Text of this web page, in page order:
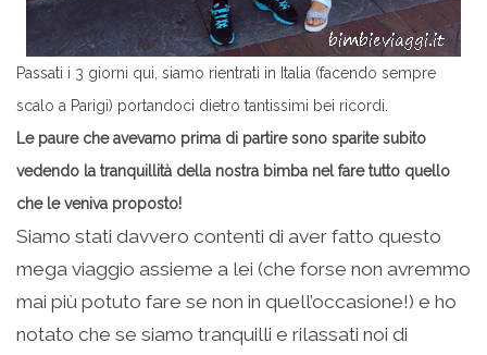
Passati i 3 giorni qui, siamo rientrati in Italia (facendo sempre
scalo a Parigi) portandoci dietro tantissimi bei ricordi.
Le paure che avevamo prima di partire sono sparite subito
vedendo la tranquillità della nostra bimba nel fare tutto quello
che le veniva proposto!
Siamo stati davvero contenti di aver fatto questo
mega viaggio assieme a lei (che forse non avremmo
mai più potuto fare se non in quell’occasione!) e ho
notato che se siamo tranquilli e rilassati noi di